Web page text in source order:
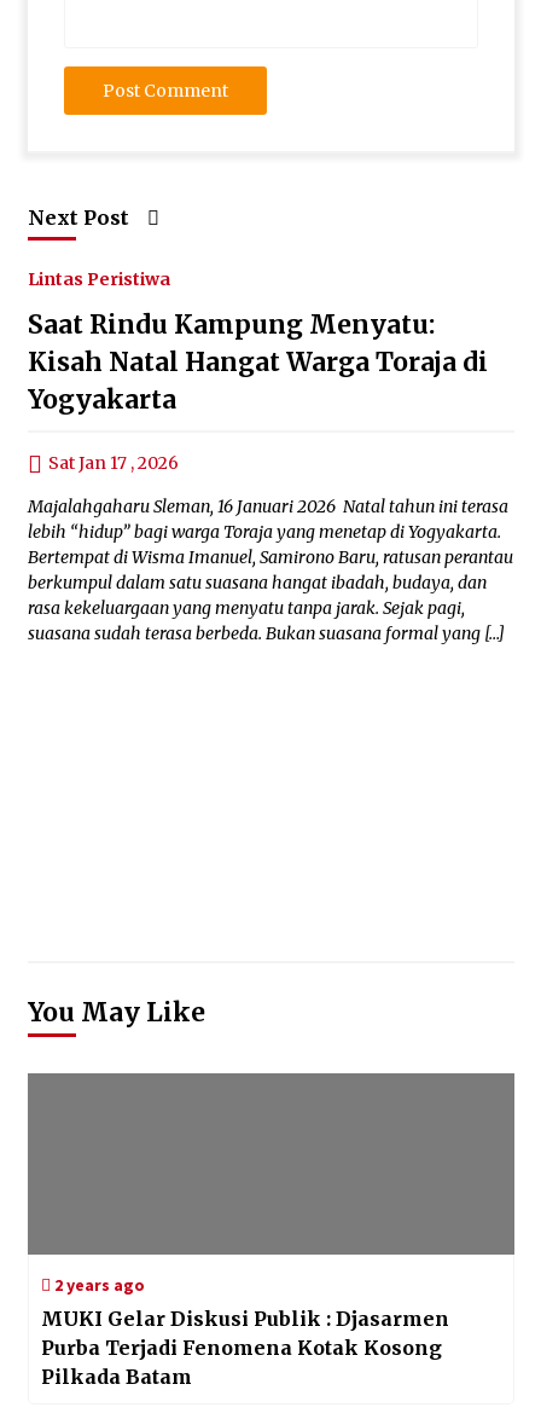
Next Post
Lintas Peristiwa
Saat Rindu Kampung Menyatu:
Kisah Natal Hangat Warga Toraja di
Yogyakarta
Sat Jan 17 , 2026
Majalahgaharu Sleman, 16 Januari 2026 Natal tahun ini terasa
lebih “hidup” bagi warga Toraja yang menetap di Yogyakarta.
Bertempat di Wisma Imanuel, Samirono Baru, ratusan perantau
berkumpul dalam satu suasana hangat ibadah, budaya, dan
rasa kekeluargaan yang menyatu tanpa jarak. Sejak pagi,
suasana sudah terasa berbeda. Bukan suasana formal yang […]
You May Like
2 years ago
MUKI Gelar Diskusi Publik : Djasarmen
Purba Terjadi Fenomena Kotak Kosong
Pilkada Batam